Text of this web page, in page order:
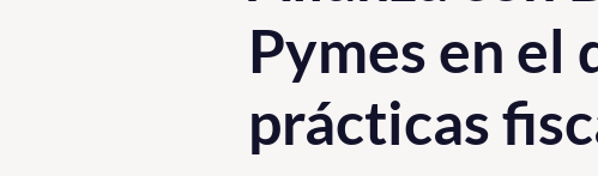
Pymes en el
prácticas